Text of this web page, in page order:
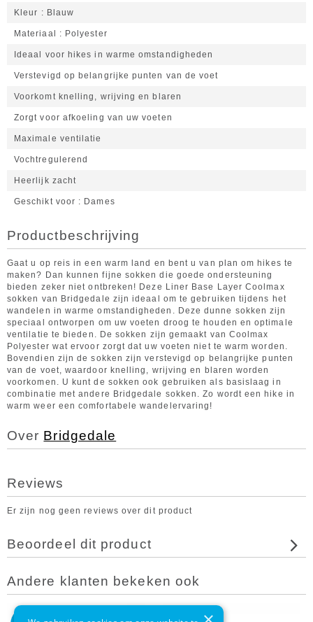
Kleur Blauw
Materiaal Polyester
Ideaal voor hikes in warme omstandigheden
Verstevigd op belangrijke punten van de voet
Voorkomt knelling, wrijving en blaren
Zorgt voor afkoeling van uw voeten
Maximale ventilatie
Vochtregulerend
Heerlijk zacht
Geschikt voor Dames
Productbeschrijving
Gaat u op reis in een warm land en bent u van plan om hikes te
maken? Dan kunnen fijne sokken die goede ondersteuning
bieden zeker niet ontbreken! Deze Liner Base Layer Coolmax
sokken van Bridgedale zijn ideaal om te gebruiken tijdens het
wandelen in warme omstandigheden. Deze dunne sokken zijn
speciaal ontworpen om uw voeten droog te houden en optimale
ventilatie te bieden. De sokken zijn gemaakt van Coolmax
Polyester wat ervoor zorgt dat uw voeten niet te warm worden.
Bovendien zijn de sokken zijn verstevigd op belangrijke punten
van de voet, waardoor knelling, wrijving en blaren worden
voorkomen. U kunt de sokken ook gebruiken als basislaag in
combinatie met andere Bridgedale sokken. Zo wordt een hike in
warm weer een comfortabele wandelervaring!
Over Bridgedale
Reviews
Er zijn nog geen reviews over dit product
Beoordeel dit product
Andere klanten bekeken ook